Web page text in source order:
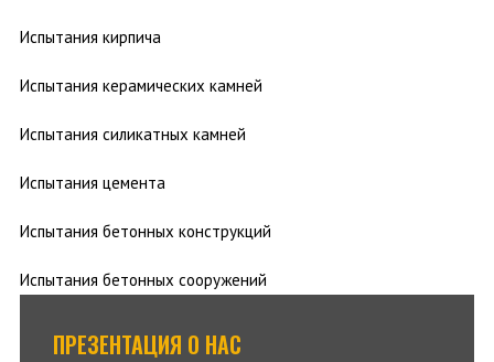
Испытания кирпича
Испытания керамических камней
Испытания силикатных камней
Испытания цемента
Испытания бетонных конструкций
Испытания бетонных сооружений
ПРЕЗЕНТАЦИЯ О НАС